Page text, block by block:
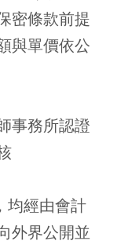
密條款前提
與單價依公
事務所認證
均經由會計
外界公開並